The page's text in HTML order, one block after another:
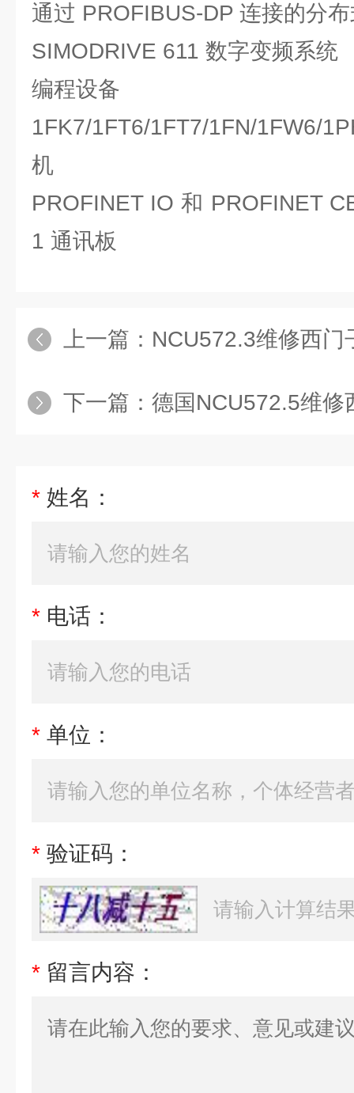
通过 PROFIBUS-DP 连接的分
SIMODRIVE 611 数字变频系统
编程设备
1FK7/1FT6/1FT7/1FN/1FW6/
机
PROFINET IO 和 PROFINET
1 通讯板
上一篇： NCU572.3维修西门子
下一篇： 德国NCU572.5维修西门子
* 姓名：
* 电话：
* 单位：
* 验证码：
* 留言内容：